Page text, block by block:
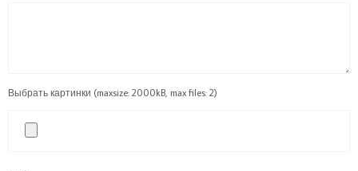
Выбрать картинки (maxsize: 2000kB, max files: 2)